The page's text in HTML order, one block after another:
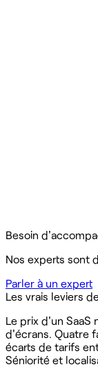
Besoin
Nos experts sont
Parler à un expert
Les vrais leviers
Le prix d'un
d'écrans. Quatre
écarts de tarifs
Séniorité et